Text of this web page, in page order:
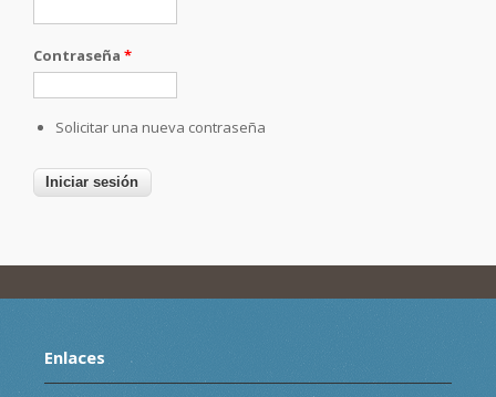
Contraseña *
Solicitar una nueva contraseña
Enlaces